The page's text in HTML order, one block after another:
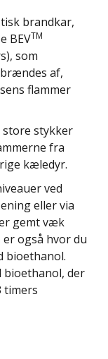
brandkar,
BEVTM
som
af,
flammer
store stykker
fra
kæledyr.
ved
eller via
gemt væk
er også hvor du
bioethanol.
bioethanol, der
timers